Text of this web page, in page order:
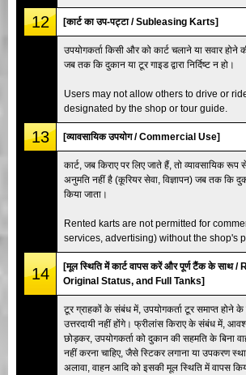
12 [कार्ट का उप-पट्टा / Subleasing Karts]
उपयोगकर्ता किसी और को कार्ट चलाने या सवार होने
जब तक कि दुकान या टूर गाइड द्वारा निर्दिष्ट न हो।
Users may not allow others to drive or
designated by the shop or tour guide.
13 [व्यावसायिक उपयोग / Commercial Use]
कार्ट, जब किराए पर लिए जाते हैं, तो व्यावसायिक
अनुमति नहीं है (कूरियर सेवा, विज्ञापन) जब तक कि
किया जाता।
Rented karts are not permitted for
services, advertising) without the shop's
14
[मूल स्थिति में कार्ट वापस करें और पूर्ण टैंक के साथ
Original Status, and Full Tanks]
टूर ग्राहकों के संबंध में, उपयोगकर्ता टूर समाप्त होने
उत्तरदायी नहीं होंगे। फ्रीलांस किराए के संबंध में,
छोड़कर, उपयोगकर्ता को दुकान की सहमति के बिना
नहीं करना चाहिए, जैसे स्टिकर लगाना या उपकरण
अलावा, वाहन आदि को इसकी मूल स्थिति में वापस